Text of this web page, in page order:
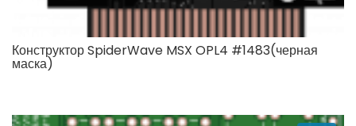
Конструктор SpiderWave MSX OPL4 #1483(черная
маска)